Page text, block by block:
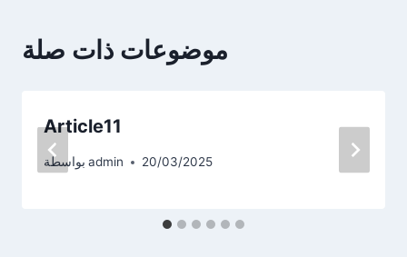
موضوعات ذات صلة
Article11
بواسطة admin 20/03/2025